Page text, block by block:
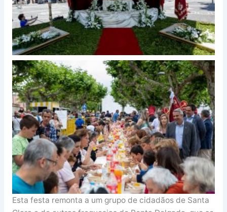
Esta festa remonta a um grupo de cidadãos de Santa